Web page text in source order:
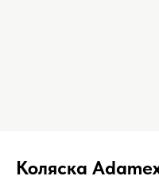
Коляска